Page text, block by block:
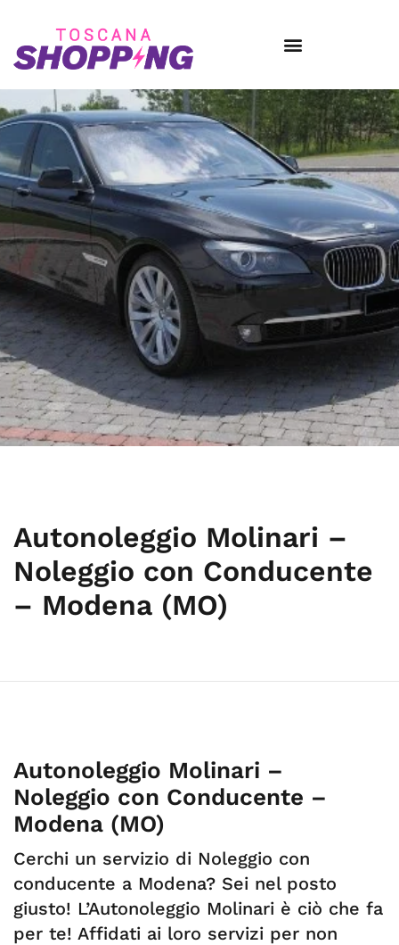
Autonoleggio Molinari –
Noleggio con Conducente
– Modena (MO)
Autonoleggio Molinari –
Noleggio con Conducente –
Modena (MO)
Cerchi un servizio di Noleggio con
conducente a Modena? Sei nel posto
giusto! L’Autonoleggio Molinari è ciò che fa
per te! Affidati ai loro servizi per non